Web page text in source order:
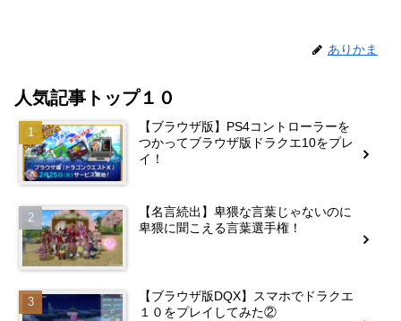
ありかま
人気記事トップ１０
【ブラウザ版】PS4コントローラーを
つかってブラウザ版ドラクエ10をプレ
イ！
【名言続出】卑猥な言葉じゃないのに
卑猥に聞こえる言葉選手権！
【ブラウザ版DQX】スマホでドラクエ
１０をプレイしてみた②